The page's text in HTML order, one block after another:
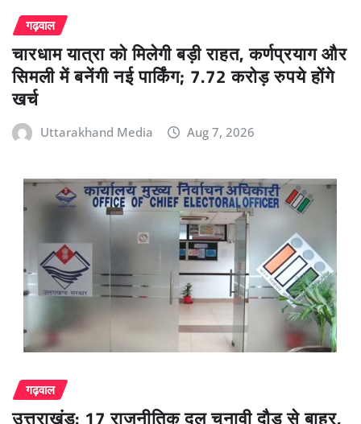
गढ़वाल
चारधाम यात्रा को मिलेगी बड़ी राहत, कर्णप्रयाग और
सिमली में बनेंगी नई पार्किंग; 7.72 करोड़ रुपये होंगे
खर्च
Uttarakhand Media Aug 7, 2026
गढ़वाल